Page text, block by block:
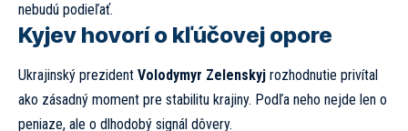
nebudú podieľať.
Kyjev hovorí o kľúčovej opore
Ukrajinský prezident Volodymyr Zelenskyj rozhodnutie privítal
ako zásadný moment pre stabilitu krajiny. Podľa neho nejde len o
peniaze, ale o dlhodobý signál dôvery.